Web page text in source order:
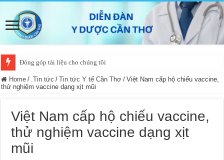
Đóng góp tài liệu cho chúng tôi
Home / .Tin tức / Tin tức Y tế Cần Thơ / Việt Nam cấp hộ chiếu vaccine,
thử nghiệm vaccine dạng xịt mũi
Việt Nam cấp hộ chiếu vaccine,
thử nghiệm vaccine dạng xịt
mũi